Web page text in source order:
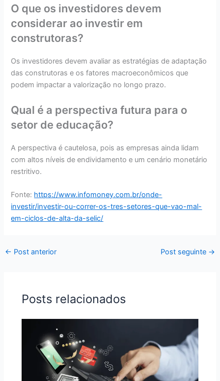
O que os investidores devem
considerar ao investir em
construtoras?
Os investidores devem avaliar as estratégias de adaptação
das construtoras e os fatores macroeconômicos que
podem impactar a valorização no longo prazo.
Qual é a perspectiva futura para o
setor de educação?
A perspectiva é cautelosa, pois as empresas ainda lidam
com altos níveis de endividamento e um cenário monetário
restritivo.
Fonte: https://www.infomoney.com.br/onde-
investir/investir-ou-correr-os-tres-setores-que-vao-mal-
em-ciclos-de-alta-da-selic/
← Post anterior Post seguinte →
Posts relacionados